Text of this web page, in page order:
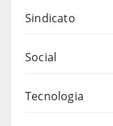
Sindicato
Social
Tecnologia